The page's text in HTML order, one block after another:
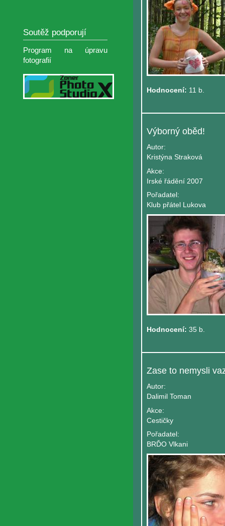
Soutěž podporují
Program na úpravu
fotografií
Hodnocení: 11 b.
Výborný oběd!
Autor:
Kristýna Straková
Akce:
Irské řádění 2007
Pořadatel:
Klub přátel Lukova
Hodnocení: 35 b.
Autor:
Dalimil Toman
Akce:
Cestičky
Pořadatel:
BRĎO Vlkani